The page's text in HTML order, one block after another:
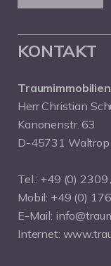
KONTAKT
Herr Christian
Kanonenstr. 63
D-45731 Waltrop
Tel.: +49 (0)
Mobil: +49 (0)
E-Mail:
Internet: